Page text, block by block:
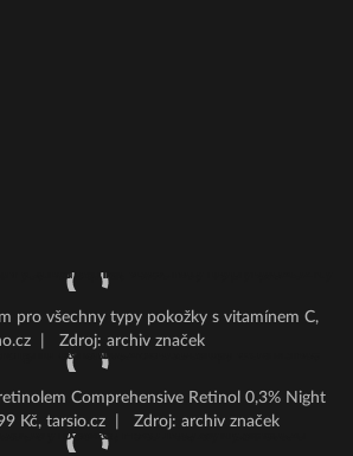
pro všechny typy pokožky s vitamínem C,
Zdroj: archiv značek
Comprehensive Retinol 0,3% Night
Kč, tarsio.cz
Zdroj: archiv značek